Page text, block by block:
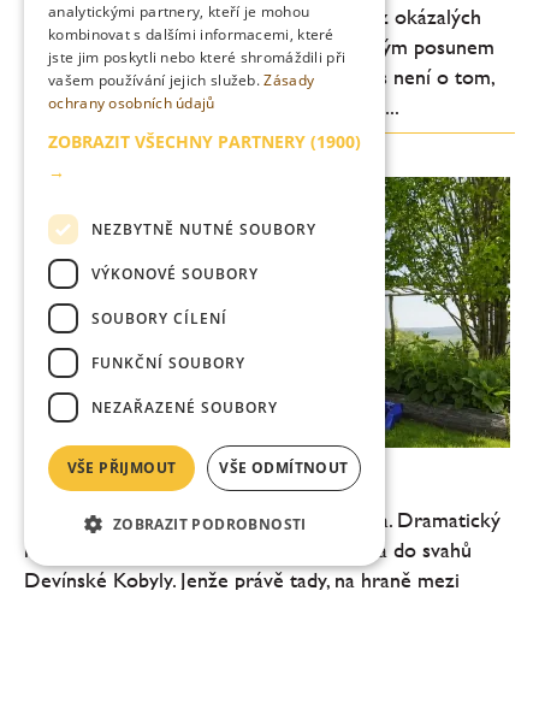
Pražské Vallmo vstupuje do nové éry. Bez okázalých
gest, bez snahy šokovat, ale s jasně čitelným posunem
na talíři. Degustační menu ve Vallmu dnes není o tom,
co všechno šéfkuchař Daniel Kukačka se...
Zlatý Roh: víc než vinařství
Na první pohled působí Devín jako kulisa. Dramatický
hrad, soutok dvou řek, vítr, který se opírá do svahů
Devínské Kobyly. Jenže právě tady, na hraně mezi
analytickými partnery, kteří je mohou
kombinovat s dalšími informacemi, které
jste jim poskytli nebo které shromáždili při
vašem používání jejich služeb.Zásady
ochrany osobních údajů
ZOBRAZIT VŠECHNY PARTNERY (1900)
→
NEZBYTNĚ NUTNÉ SOUBORY
VÝKONOVÉ SOUBORY
SOUBORY CÍLENÍ
FUNKČNÍ SOUBORY
NEZAŘAZENÉ SOUBORY
VŠE PŘIJMOUT VŠE ODMÍTNOUT
ZOBRAZIT PODROBNOSTI